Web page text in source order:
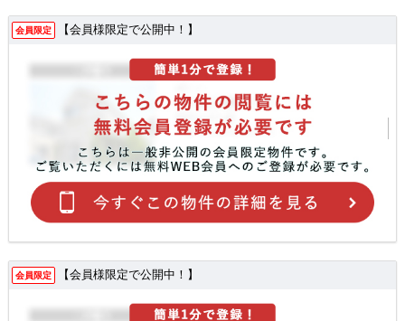
会員限定 【会員様限定で公開中！】
会員限定 【会員様限定で公開中！】